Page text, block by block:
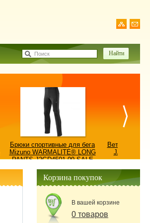
Поиск
Брюки спортивные для бега
Mizuno WARMALITE® LONG
PANTS J2GD4501-09-SALE
Ветровка
JACKET/
Корзина покупок
В вашей корзине
0 товаров